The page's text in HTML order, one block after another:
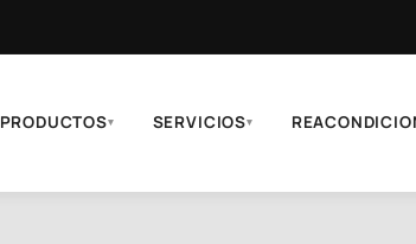
PRODUCTOS▾ SERVICIOS▾